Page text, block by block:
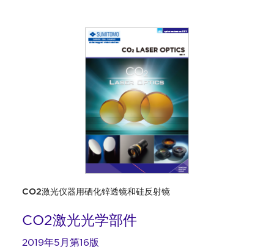
CO2激光仪器用硒化锌透镜和硅反射镜
CO2激光光学部件
2019年5月第16版